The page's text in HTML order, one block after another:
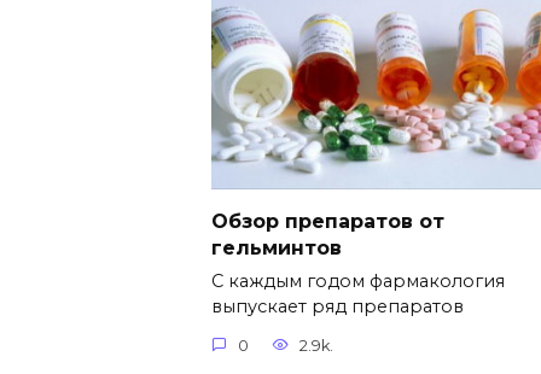
Обзор препаратов от
гельминтов
С каждым годом фармакология
выпускает ряд препаратов
0 2.9k.